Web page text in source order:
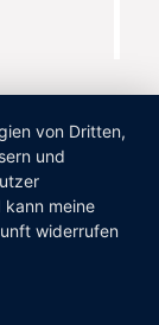
von Dritten,
und
meine
widerrufen